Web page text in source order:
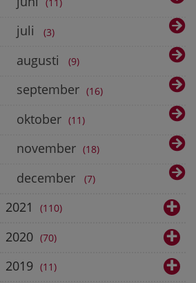
juli 3
augusti 9
september 16
oktober 11
november 18
december 7
2021 110
2020 70
2019 11